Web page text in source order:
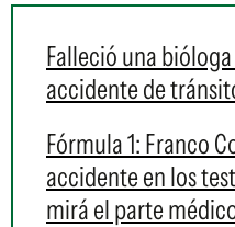
Falleció una
accidente de
Fórmula 1: Franco
accidente en los
mirá el parte